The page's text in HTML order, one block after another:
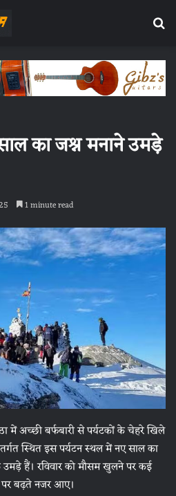
का जश्न मनाने उमड़े
1 minute read
में अच्छी बर्फबारी से पर्यटकों के चेहरे खिले
स्थित इस पर्यटन स्थल में नए साल का
हैं। रविवार को मौसम खुलने पर कई
पर बढ़ते नजर आए।